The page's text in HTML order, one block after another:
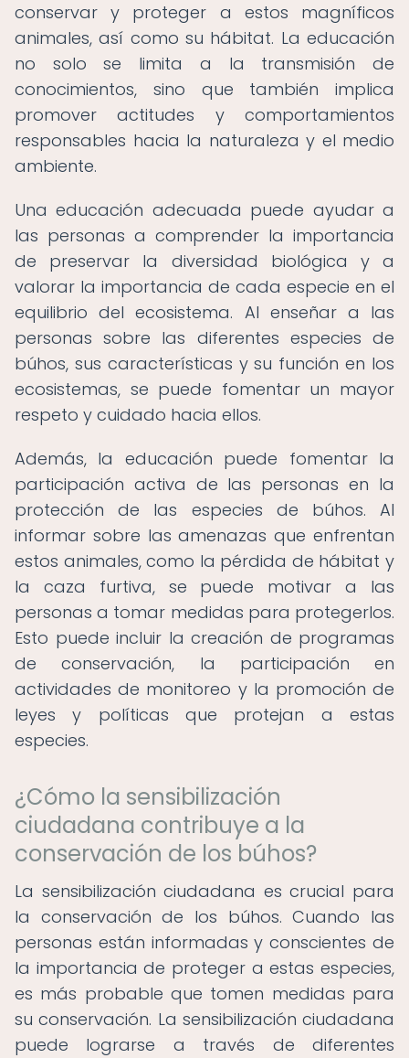
conservar y proteger a estos magníficos
animales, así como su hábitat. La educación
no solo se limita a la transmisión de
conocimientos, sino que también implica
promover actitudes y comportamientos
responsables hacia la naturaleza y el medio
ambiente.
Una educación adecuada puede ayudar a
las personas a comprender la importancia
de preservar la diversidad biológica y a
valorar la importancia de cada especie en el
equilibrio del ecosistema. Al enseñar a las
personas sobre las diferentes especies de
búhos, sus características y su función en los
ecosistemas, se puede fomentar un mayor
respeto y cuidado hacia ellos.
Además, la educación puede fomentar la
participación activa de las personas en la
protección de las especies de búhos. Al
informar sobre las amenazas que enfrentan
estos animales, como la pérdida de hábitat y
la caza furtiva, se puede motivar a las
personas a tomar medidas para protegerlos.
Esto puede incluir la creación de programas
de conservación, la participación en
actividades de monitoreo y la promoción de
leyes y políticas que protejan a estas
especies.
¿Cómo la sensibilización
ciudadana contribuye a la
conservación de los búhos?
La sensibilización ciudadana es crucial para
la conservación de los búhos. Cuando las
personas están informadas y conscientes de
la importancia de proteger a estas especies,
es más probable que tomen medidas para
su conservación. La sensibilización ciudadana
puede lograrse a través de diferentes